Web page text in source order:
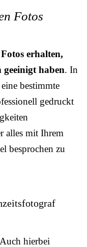
Fotos
erhalten,
haben. In
bestimmte
gedruckt
alles mit Ihrem
besprochen zu
Auch hierbei